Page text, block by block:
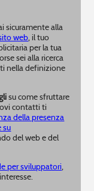
sicuramente alla
web, il tuo
per la tua
sei alla ricerca
nella definizione
su come sfruttare
contatti ti
della presenza
su
del web e del
per sviluppatori,